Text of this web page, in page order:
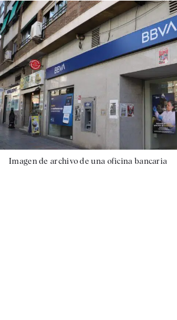
Imagen de archivo de una oficina bancaria